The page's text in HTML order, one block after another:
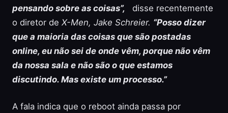
pensando sobre as coisas”,
disse recentemente
o diretor de X-Men, Jake Schreier. “Posso dizer
que a maioria das coisas que são postadas
online, eu não sei de onde vêm, porque não vêm
da nossa sala e não são o que estamos
discutindo. Mas existe um processo.”
A fala indica que o reboot ainda passa por